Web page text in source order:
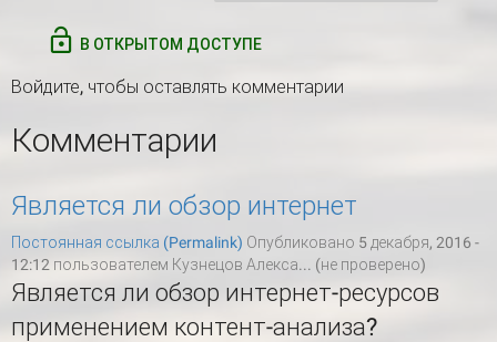
В ОТКРЫТОМ ДОСТУПЕ
Войдите, чтобы оставлять комментарии
Комментарии
Является ли обзор интернет
Постоянная ссылка (Permalink) Опубликовано 5 декабря, 2016 -
12:12 пользователем Кузнецов Алекса... (не проверено)
Является ли обзор интернет-ресурсов
применением контент-анализа?